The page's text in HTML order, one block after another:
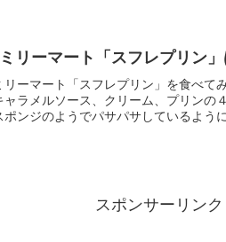
リーマート「スフレプリン
リーマート「スフレプリン」を食べて
ャラメルソース、クリーム、プリンの
ポンジのようでパサパサしているよう
スポンサーリンク